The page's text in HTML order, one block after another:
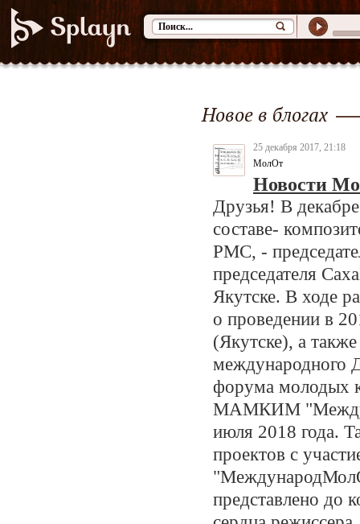
Новое в блогах
25 декабря 2017, 21:18
МолОт
Новости
Друзья! В
составе-
РМС, -
председателя
Якутске. В ходе
о проведении в
(Якутске), а
международного
форума молодых
МАМКИМ
июля 2018 года.
проектов с
представлено до